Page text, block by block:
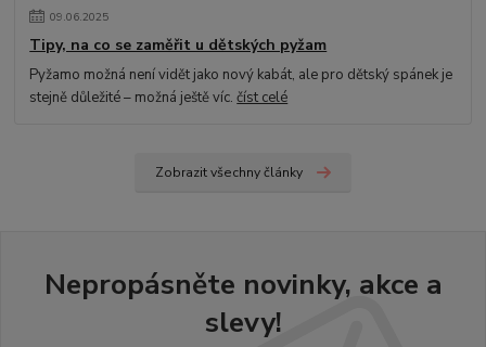
09.06.2025
Tipy, na co se zaměřit u dětských pyžam
Pyžamo možná není vidět jako nový kabát, ale pro dětský spánek je
stejně důležité – možná ještě víc.číst celé
Zobrazit všechny články
Nepropásněte novinky, akce a
slevy!